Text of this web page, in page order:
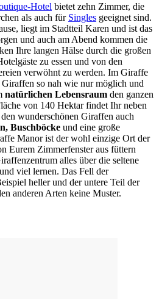
Hotel bietet zehn Zimmer, die
als auch für Singles geeignet sind.
liegt im Stadtteil Karen und ist das
und auch am Abend kommen die
Ihre langen Hälse durch die großen
zu essen und von den
verwöhnt zu werden. Im Giraffe
so nah wie nur möglich und
natürlichen Lebensraum den ganzen
von 140 Hektar findet Ihr neben
wunderschönen Giraffen auch
Buschböcke und eine große
Manor ist der wohl einzige Ort der
Eurem Zimmerfenster aus füttern
alles über die seltene
viel lernen. Das Fell der
heller und der untere Teil der
anderen Arten keine Muster.